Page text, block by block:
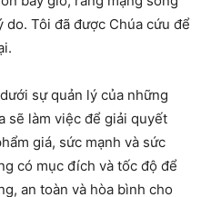
Tôi đã được Chúa cứu để
sự quản lý của những
sẽ làm việc để giải quyết
giá, sức mạnh và sức
có mục đích và tốc độ để
an toàn và hòa bình cho